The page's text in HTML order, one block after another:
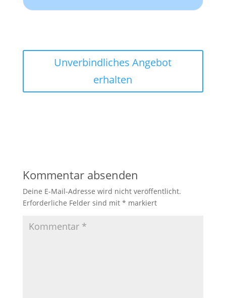
Unverbindliches Angebot
erhalten
Kommentar absenden
Deine E-Mail-Adresse wird nicht veröffentlicht.
Erforderliche Felder sind mit * markiert